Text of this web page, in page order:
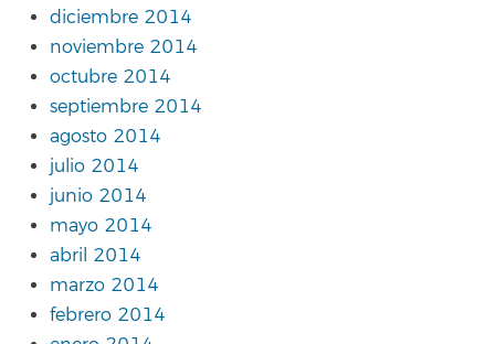
diciembre 2014
noviembre 2014
octubre 2014
septiembre 2014
agosto 2014
julio 2014
junio 2014
mayo 2014
abril 2014
marzo 2014
febrero 2014